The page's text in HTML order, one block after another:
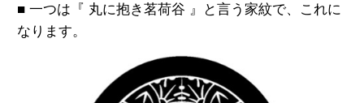
■ 一つは『 丸に抱き茗荷谷 』と言う 家紋で、これに
なります。